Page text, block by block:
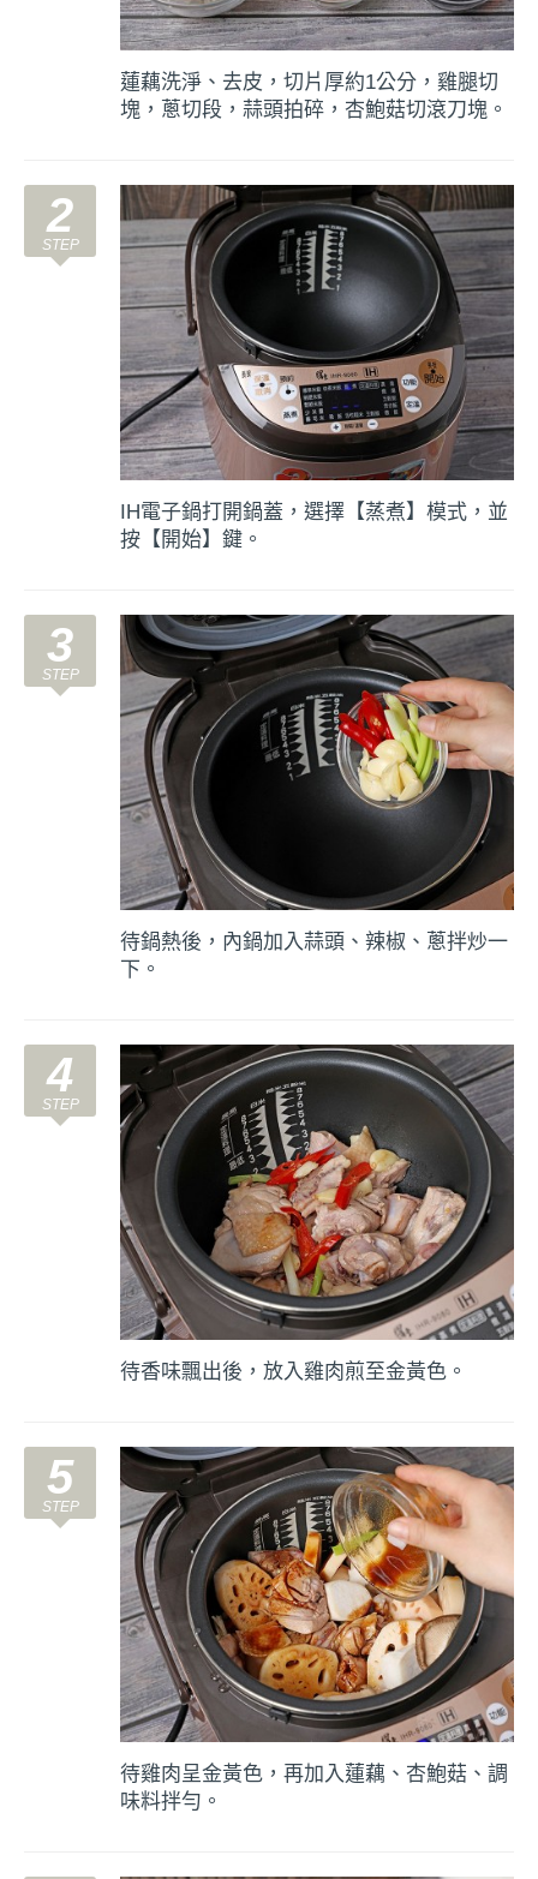
蓮藕洗淨、去皮，切片厚約1公分，雞腿切
塊，蔥切段，蒜頭拍碎，杏鮑菇切滾刀塊。
2
IH電子鍋打開鍋蓋，選擇【蒸煮】模式，並
按【開始】鍵。
3
待鍋熱後，內鍋加入蒜頭、辣椒、蔥拌炒一
下。
4
待香味飄出後，放入雞肉煎至金黃色。
5
待雞肉呈金黃色，再加入蓮藕、杏鮑菇、調
味料拌勻。